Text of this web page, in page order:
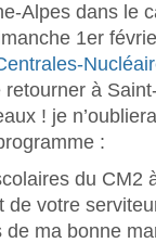
Alpes dans le
1er
à
! je
:
du CM2
votre
ma bonne